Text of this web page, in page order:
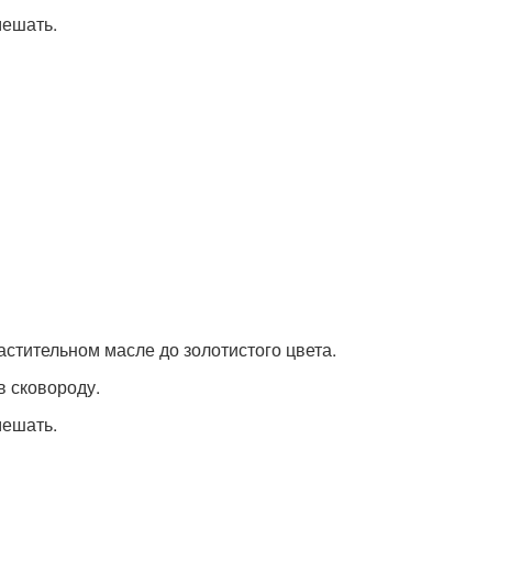
масле до золотистого цвета.
сковороду.